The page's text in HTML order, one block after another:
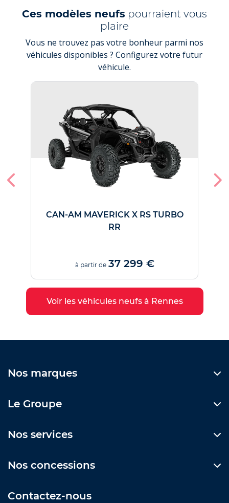
Ces modèles neufs pourraient vous
plaire
Vous ne trouvez pas votre bonheur parmi nos
véhicules disponibles ? Configurez votre futur
véhicule.
CAN-AM MAVERICK X RS TURBO
RR
à partir de 37 299 €
Voir les véhicules neufs à Rennes
Nos marques
Le Groupe
Nos services
Nos concessions
Contactez-nous